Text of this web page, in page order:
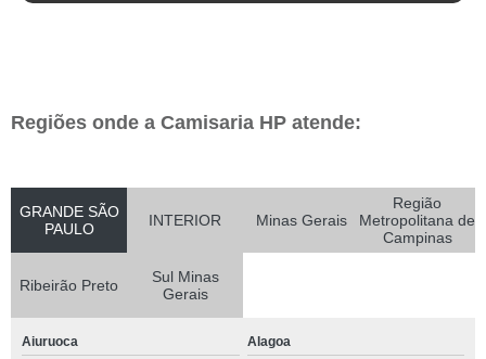
Regiões onde a Camisaria HP atende:
GRANDE SÃO
PAULO
INTERIOR Minas Gerais
Região
Metropolitana de
Campinas
Ribeirão Preto
Sul Minas
Gerais
Aiuruoca Alagoa